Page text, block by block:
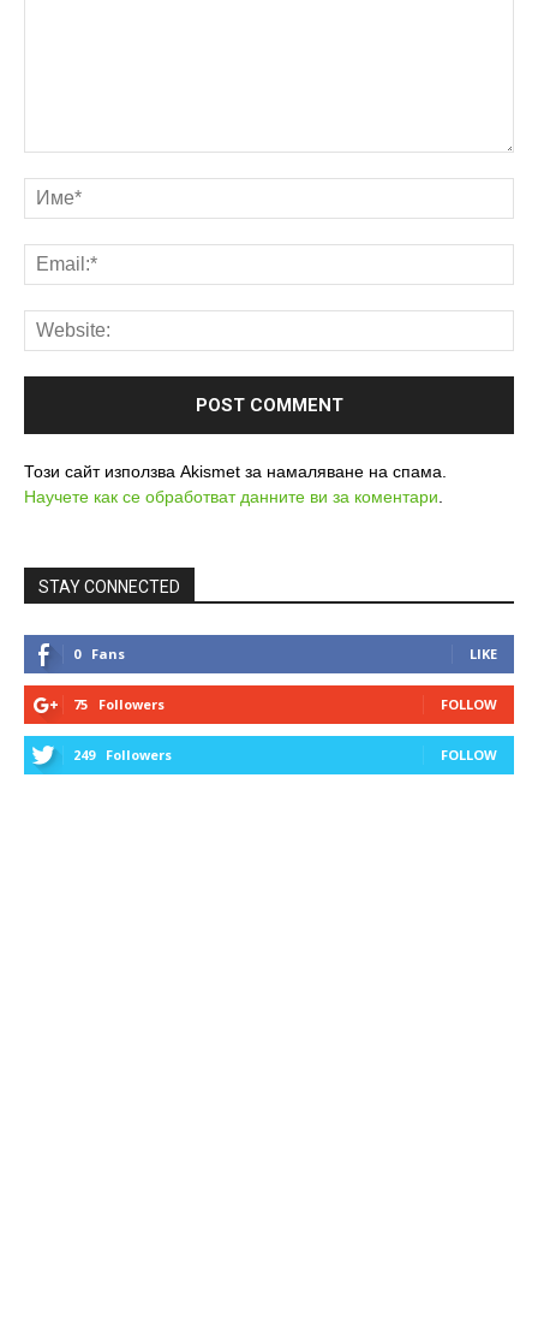
Този сайт използва Akismet за намаляване на спама.
Научете как се обработват данните ви за коментари
STAY CONNECTED
0 Fans LIKE
75 Followers FOLLOW
249 Followers FOLLOW